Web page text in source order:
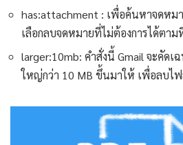
has:attachment : เพื่อค้นหาจดห
เลือกลบจดหมายที่ไม่ต้องการได้ตาม
larger:10mb: คำสั่งนี้ Gmail จะคัด
ใหญ่กว่า 10 MB ขึ้นมาให้ เพื่อลบไ